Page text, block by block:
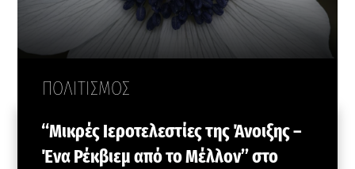
ΠΟΛΙΤΙΣΜΟΣ
“Μικρές Ιεροτελεστίες της Άνοιξης –
Ένα Ρέκβιεμ από το Μέλλον” στο